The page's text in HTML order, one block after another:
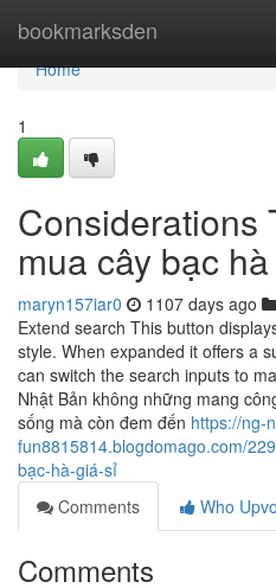
bookmarksden
Home
Home
1
Considerations
mua cây bạc
maryn157iar0 1107 days ago
Extend search This button
style. When expanded it offers a
can switch the search inputs to
Nhật Bản không những mang
sống mà còn đem đến https://ng-
fun8815814.blogdomago.com/
bạc-hà-giá-sỉ
Comments
Who
Comments